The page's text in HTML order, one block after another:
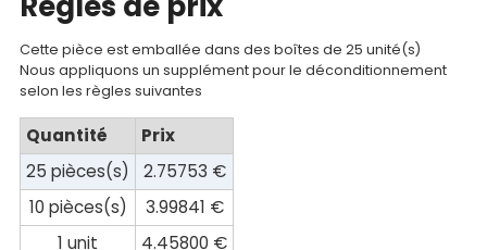
compte
Mon
panier
Contact
Cette pièce est emballée dans des boîtes de 25 unité(s)
Nous appliquons un supplément pour le déconditionnement
selon les règles suivantes
Quantité
Prix
25 pièces(s)
2.75753 €
10 pièces(s)
3.99841 €
1 unit
4.45800 €